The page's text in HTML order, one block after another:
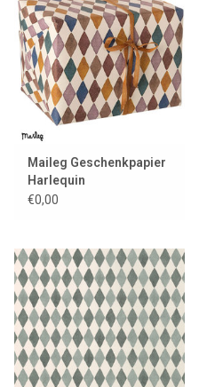
Maileg Geschenkpapier
Harlequin
€0,00